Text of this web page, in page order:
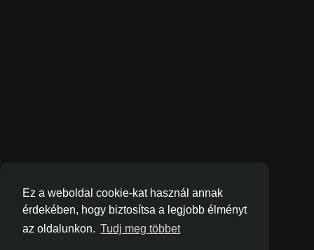
Ez a weboldal cookie-kat használ annak
érdekében, hogy biztosítsa a legjobb élményt
az oldalunkon. Tudj meg többet